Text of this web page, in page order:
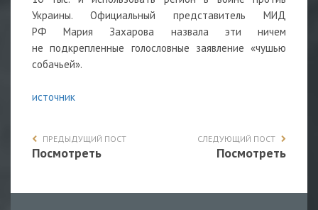
Украины. Официальный представитель МИД
РФ
Мария Захарова назвала эти ничем
не подкрепленные голословные заявление «чушью
собачьей».
источник
ПРЕДЫДУЩИЙ ПОСТ
Посмотреть
СЛЕДУЮЩИЙ ПОСТ
Посмотреть